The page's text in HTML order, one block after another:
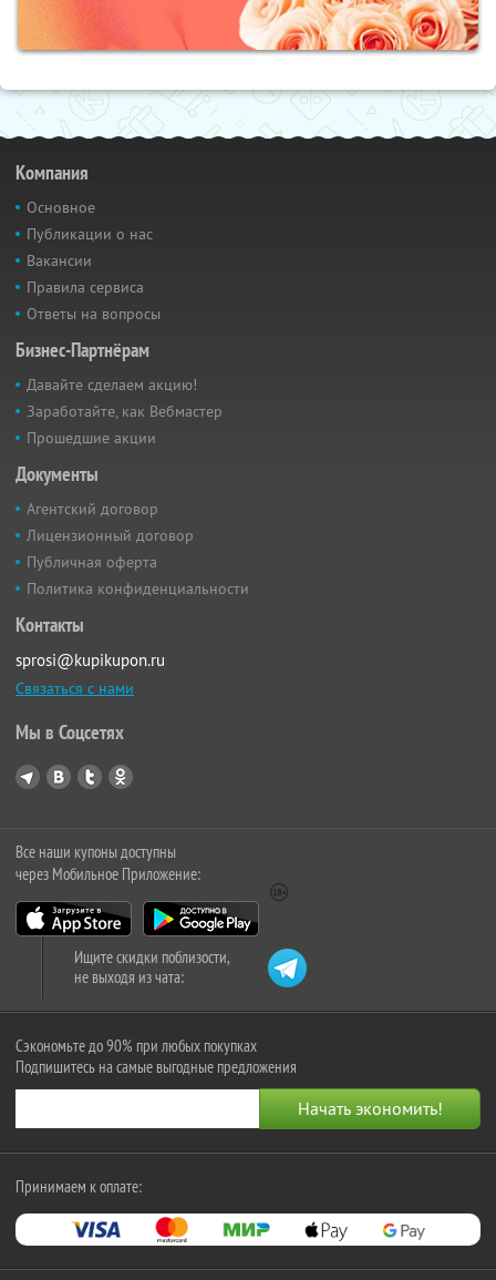
Компания
Основное
Публикации о нас
Вакансии
Правила сервиса
Ответы на вопросы
Бизнес-Партнёрам
Давайте сделаем акцию!
Заработайте, как Вебмастер
Прошедшие акции
Документы
Агентский договор
Лицензионный договор
Публичная оферта
Политика конфиденциальности
Контакты
sprosi@kupikupon.ru
Связаться с нами
Мы в Соцсетях
Все наши купоны доступны
через Мобильное Приложение:
Ищите скидки поблизости,
не выходя из чата:
Сэкономьте до 90% при любых покупках
Подпишитесь на самые выгодные предложения
Принимаем к оплате: